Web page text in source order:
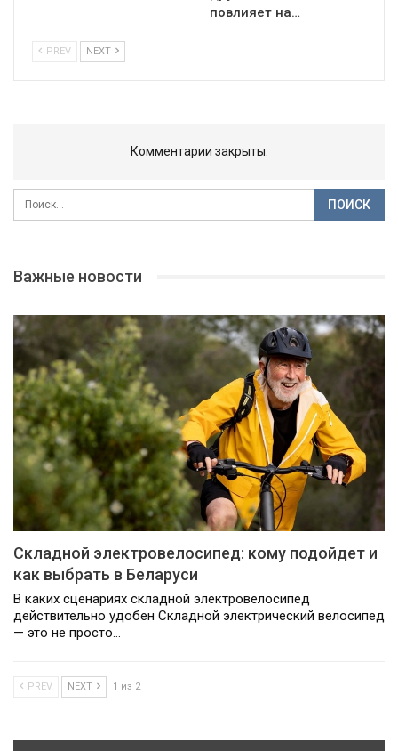
повлияет на…
PREV NEXT
Комментарии закрыты.
Важные новости
Складной электровелосипед: кому подойдет и
как выбрать в Беларуси
В каких сценариях складной электровелосипед
действительно удобен Складной электрический велосипед
— это не просто…
PREV NEXT 1 из 2